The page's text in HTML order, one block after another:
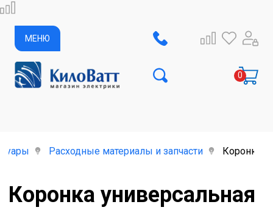
МЕНЮ
Расходные материалы и запчасти Коронка
Коронка универсальная